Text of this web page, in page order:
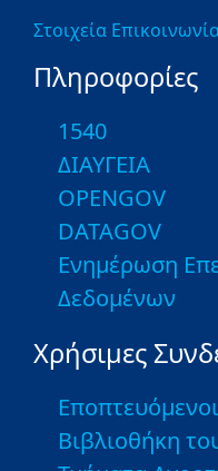
Στοιχεία
Πληροφορίες
1540
ΔΙΑΥΓΕΙΑ
OPENGOV
DATAGOV
Ενημέρωση
Δεδομένων
Χρήσιμες
Βιβλιοθήκη